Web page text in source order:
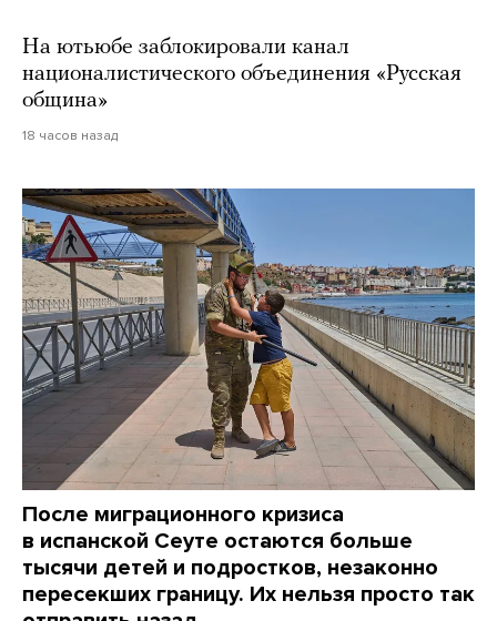
На ютьюбе заблокировали канал
националистического объединения «Русская
община»
18 часов назад
После миграционного кризиса
в испанской Сеуте остаются больше
тысячи детей и подростков, незаконно
пересекших границу. Их нельзя просто так